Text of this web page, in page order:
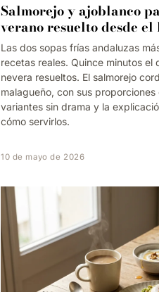
Salmorejo y ajoblanco
verano resuelto desde el
Las dos sopas frías andaluzas
recetas reales. Quince minutos el
nevera resueltos. El salmorejo
malagueño, con sus
variantes sin drama y la
cómo servirlos.
10 de mayo de 2026